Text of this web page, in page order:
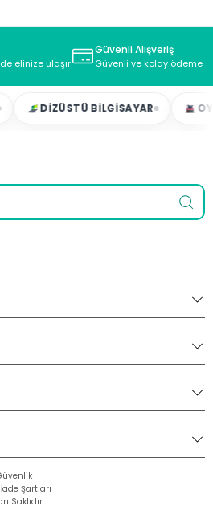
elinize ulaşır
Güvenli Alışveriş
Güvenli ve kolay ödeme
DIZÜSTÜ BILGISAYAR
Saklıdır
Şartları